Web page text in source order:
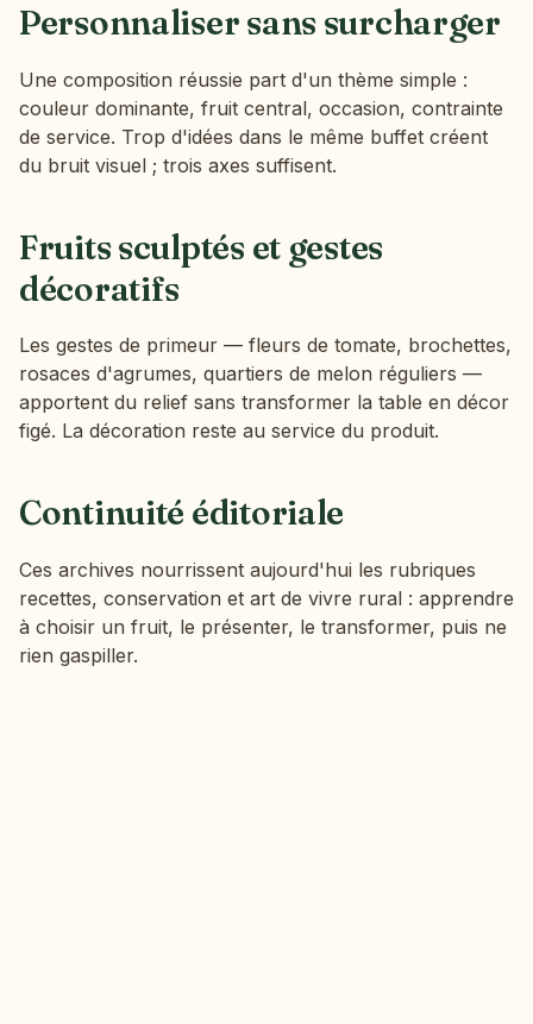
Personnaliser sans surcharger
Une composition réussie part d'un thème simple :
couleur dominante, fruit central, occasion, contrainte
de service. Trop d'idées dans le même buffet créent
du bruit visuel ; trois axes suffisent.
Fruits sculptés et gestes
décoratifs
Les gestes de primeur — fleurs de tomate, brochettes,
rosaces d'agrumes, quartiers de melon réguliers —
apportent du relief sans transformer la table en décor
figé. La décoration reste au service du produit.
Continuité éditoriale
Ces archives nourrissent aujourd'hui les rubriques
recettes, conservation et art de vivre rural : apprendre
à choisir un fruit, le présenter, le transformer, puis ne
rien gaspiller.